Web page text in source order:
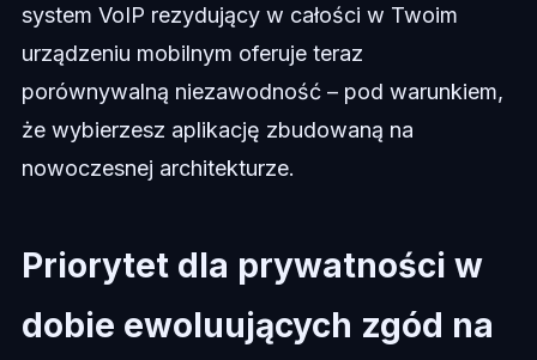
system VoIP rezydujący w całości w Twoim
urządzeniu mobilnym oferuje teraz
porównywalną niezawodność – pod warunkiem,
że wybierzesz aplikację zbudowaną na
nowoczesnej architekturze.
Priorytet dla prywatności w
dobie ewoluujących zgód na